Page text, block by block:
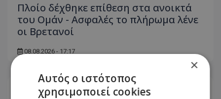
Πλοίο δέχθηκε επίθεση στα ανοικτά
του Ομάν - Ασφαλές το πλήρωμα λένε
οι Βρετανοί
08.08.2026 - 17:17
×
Αυτός ο ιστότοπος
χρησιμοποιεί cookies